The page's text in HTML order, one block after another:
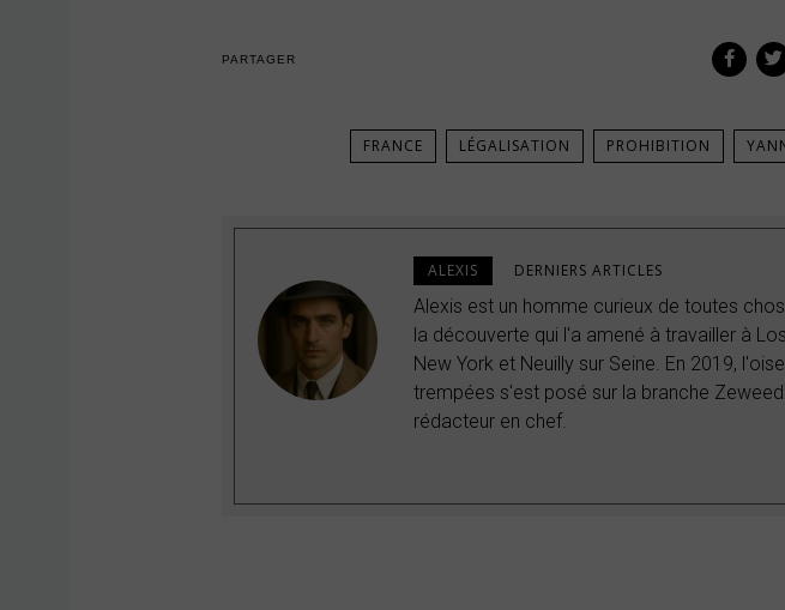
PARTAGER
FRANCE LÉGALISATION PROHIBITION
ALEXIS DERNIERS ARTICLES
Alexis est un homme curieux de toutes
la découverte qui l'a amené à travailler à
New York et Neuilly sur Seine. En 2019,
trempées s'est posé sur la branche
rédacteur en chef.